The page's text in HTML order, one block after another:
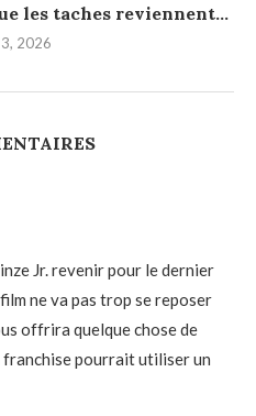
les taches reviennent...
2026
Jr. revenir pour le dernier
ne va pas trop se reposer
offrira quelque chose de
franchise pourrait utiliser un